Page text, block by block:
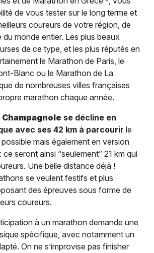
de vous tester sur le long terme et
coureurs de votre région, de
du monde entier. Les plus beaux
de ce type, et les plus réputés en
le Marathon de Paris, le
Blanc ou le Marathon de La
de nombreuses villes françaises
marathon chaque année.
Champagnole se décline en
avec ses 42 km à parcourir le
mais également en version
seront ainsi “seulement” 21 km qui
Une belle distance déjà !
se veulent festifs et plus
des épreuves sous forme de
coureurs.
à un marathon demande une
spécifique, avec notamment un
On ne s’improvise pas finisher